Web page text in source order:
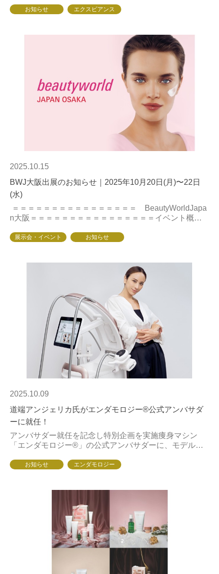
s://order.ritsubi.co...
お知らせ エクスビアンス
2025.10.15
BWJ大阪出展のお知らせ｜2025年10月20日(月)〜22日
(水)
＝＝＝＝＝＝＝＝＝＝＝＝＝＝＝＝ BeautyWorldJapa
n大阪＝＝＝＝＝＝＝＝＝＝＝＝＝＝＝＝イベント概要
日（月...
展示会・イベント お知らせ
2025.10.09
道端アンジェリカ氏がエンダモロジー®公式アンバサダ
ーに就任！
アンバサダー就任を記念し特別企画を実施痩身マシン
「エンダモロジー®」の公式アンバサダーに、モデル・
とを発表いたします。アンバサダー就任を記念した特別
お知らせ エンダモロジー